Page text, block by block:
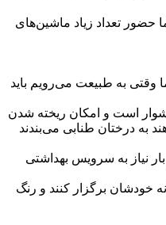
حضور تعداد زیاد ماشین‌های
وقتی به طبیعت می‌رویم باید
محیط کار راحتی است، ولی وقتی جمعیت ۱۰۰ نفر یا ۲۰۰ نفر شود این کار بسیار دشوار است و امکان ریخته شدن
به درختان طنابی می‌بندند
در طول یک روز برگزاری جشن هر کدام دو بار نیاز به سرویس بهداشتی
خودشان برگزار کنند و رنگ